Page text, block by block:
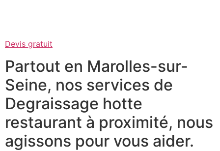
Devis gratuit
Partout en Marolles-sur-
Seine, nos services de
Degraissage hotte
restaurant à proximité, nous
agissons pour vous aider.